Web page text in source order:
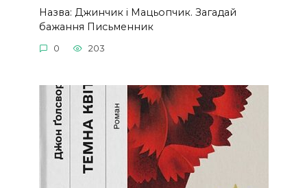
Назва: Джинчик і Мацьопчик. Загадай
бажання Письменник
0 203